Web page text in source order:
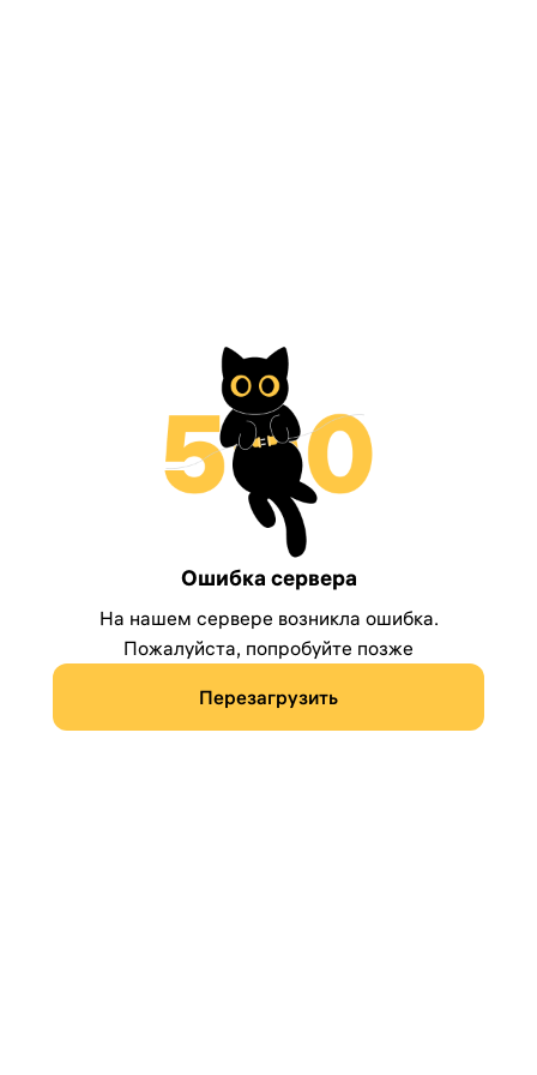
Ошибка сервера
На нашем сервере возникла ошибка.
Пожалуйста, попробуйте позже
Перезагрузить